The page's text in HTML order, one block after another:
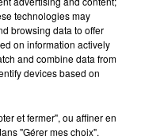
technologies may
browsing data to offer
on information actively
and combine data from
devices based on
et fermer", ou affiner en
"Gérer mes choix".